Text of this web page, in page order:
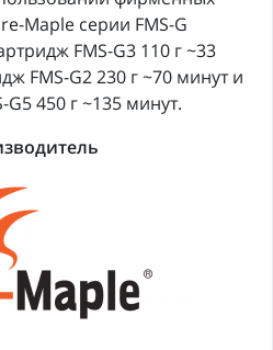
Maple серии FMS-G
FMS-G3 110 г ~33
FMS-G2 230 г ~70 минут и
450 г ~135 минут.